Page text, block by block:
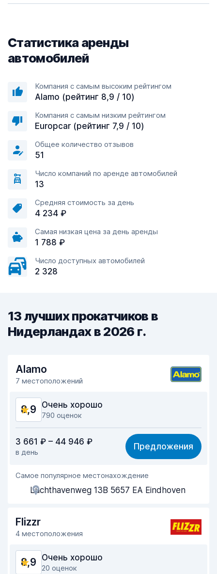
Статистика аренды
автомобилей
Компания с самым высоким рейтингом
Alamo (рейтинг 8,9 / 10)
Компания с самым низким рейтингом
Europcar (рейтинг 7,9 / 10)
Общее количество отзывов
51
Число компаний по аренде автомобилей
13
Средняя стоимость за день
4 234 ₽
Самая низкая цена за день аренды
1 788 ₽
Число доступных автомобилей
2 328
13 лучших прокатчиков в
Нидерландах в 2026 г.
Alamo
7 местоположений
8,9 Очень хорошо
790 оценок
8,5
Простота поиска 8,9
Помощь агентов
Скорость получения
Скорость возврата 9,2
Состояние машины
3 661 ₽ – 44 946 ₽
в день
Предложения
Самое популярное местонахождение
Luchthavenweg 13B 5657 EA Eindhoven
Flizzr
4 местоположения
8,9 Очень хорошо
20 оценок